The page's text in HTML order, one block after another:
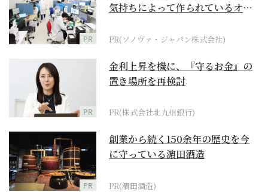
PR
気持ちによって作られているオー
PR(ソノヴァ・ジャパン株式会社)
PR
金利上昇を機に、『守るお金』の
置き場所を再検討
PR(株式会社北九州銀行)
PR
創業から続く150余年の歴史を今
に守っている濵田酒造
PR(濵田酒造)